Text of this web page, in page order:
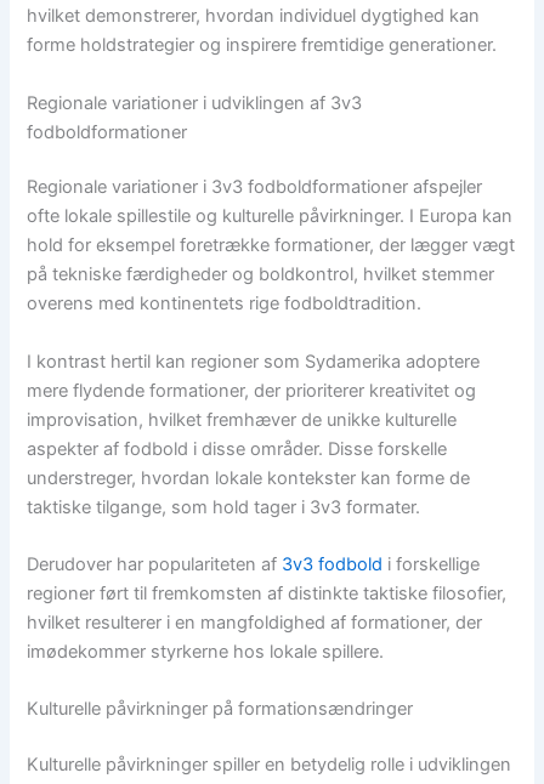
hvilket demonstrerer, hvordan individuel dygtighed kan
forme holdstrategier og inspirere fremtidige generationer.
Regionale variationer i udviklingen af 3v3
fodboldformationer
Regionale variationer i 3v3 fodboldformationer afspejler
ofte lokale spillestile og kulturelle påvirkninger. I Europa kan
hold for eksempel foretrække formationer, der lægger vægt
på tekniske færdigheder og boldkontrol, hvilket stemmer
overens med kontinentets rige fodboldtradition.
I kontrast hertil kan regioner som Sydamerika adoptere
mere flydende formationer, der prioriterer kreativitet og
improvisation, hvilket fremhæver de unikke kulturelle
aspekter af fodbold i disse områder. Disse forskelle
understreger, hvordan lokale kontekster kan forme de
taktiske tilgange, som hold tager i 3v3 formater.
Derudover har populariteten af 3v3 fodbold i forskellige
regioner ført til fremkomsten af distinkte taktiske filosofier,
hvilket resulterer i en mangfoldighed af formationer, der
imødekommer styrkerne hos lokale spillere.
Kulturelle påvirkninger på formationsændringer
Kulturelle påvirkninger spiller en betydelig rolle i udviklingen